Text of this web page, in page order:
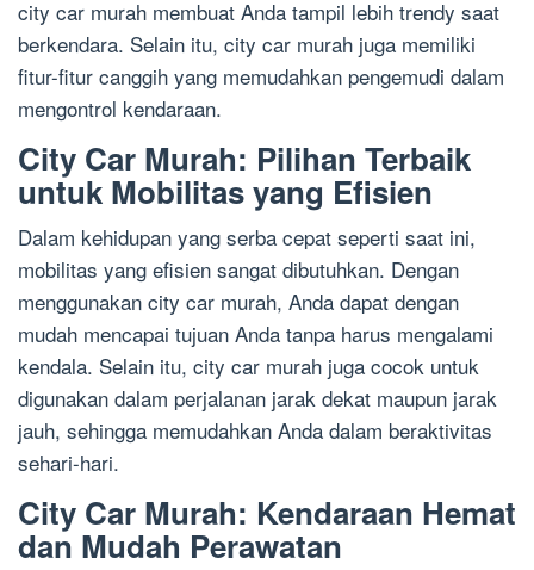
city car murah membuat Anda tampil lebih trendy saat
berkendara. Selain itu, city car murah juga memiliki
fitur-fitur canggih yang memudahkan pengemudi dalam
mengontrol kendaraan.
City Car Murah: Pilihan Terbaik
untuk Mobilitas yang Efisien
Dalam kehidupan yang serba cepat seperti saat ini,
mobilitas yang efisien sangat dibutuhkan. Dengan
menggunakan city car murah, Anda dapat dengan
mudah mencapai tujuan Anda tanpa harus mengalami
kendala. Selain itu, city car murah juga cocok untuk
digunakan dalam perjalanan jarak dekat maupun jarak
jauh, sehingga memudahkan Anda dalam beraktivitas
sehari-hari.
City Car Murah: Kendaraan Hemat
dan Mudah Perawatan